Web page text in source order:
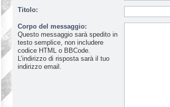
Titolo:
Corpo del messaggio:
Questo messaggio sarà spedito in
testo semplice, non includere
codice HTML o BBCode.
L’indirizzo di risposta sarà il tuo
indirizzo email.